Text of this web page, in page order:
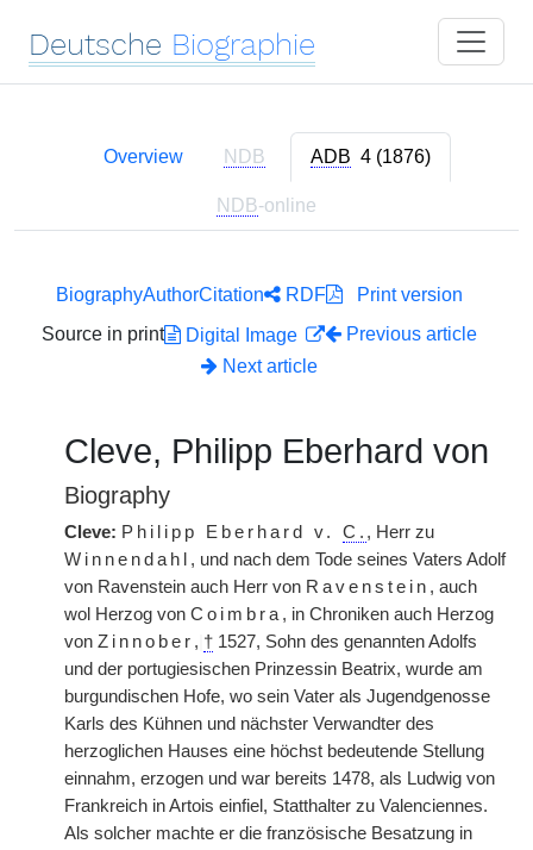
Deutsche Biographie
Overview NDB ADB 4 (1876)
NDB-online
BiographyAuthorCitation RDF
Print version
Source in print
Digital Image
Previous article
Next article
Cleve, Philipp Eberhard von
Biography
Cleve: Philipp Eberhard v. C. , Herr zu
Winnendahl , und nach dem Tode seines Vaters Adolf
von Ravenstein auch Herr von Ravenstein , auch
wol Herzog von Coimbra , in Chroniken auch Herzog
von Zinnober , †1527, Sohn des genannten Adolfs
und der portugiesischen Prinzessin Beatrix, wurde am
burgundischen Hofe, wo sein Vater als Jugendgenosse
Karls des Kühnen und nächster Verwandter des
herzoglichen Hauses eine höchst bedeutende Stellung
einnahm, erzogen und war bereits 1478, als Ludwig von
Frankreich in Artois einfiel, Statthalter zu Valenciennes.
Als solcher machte er die französische Besatzung in